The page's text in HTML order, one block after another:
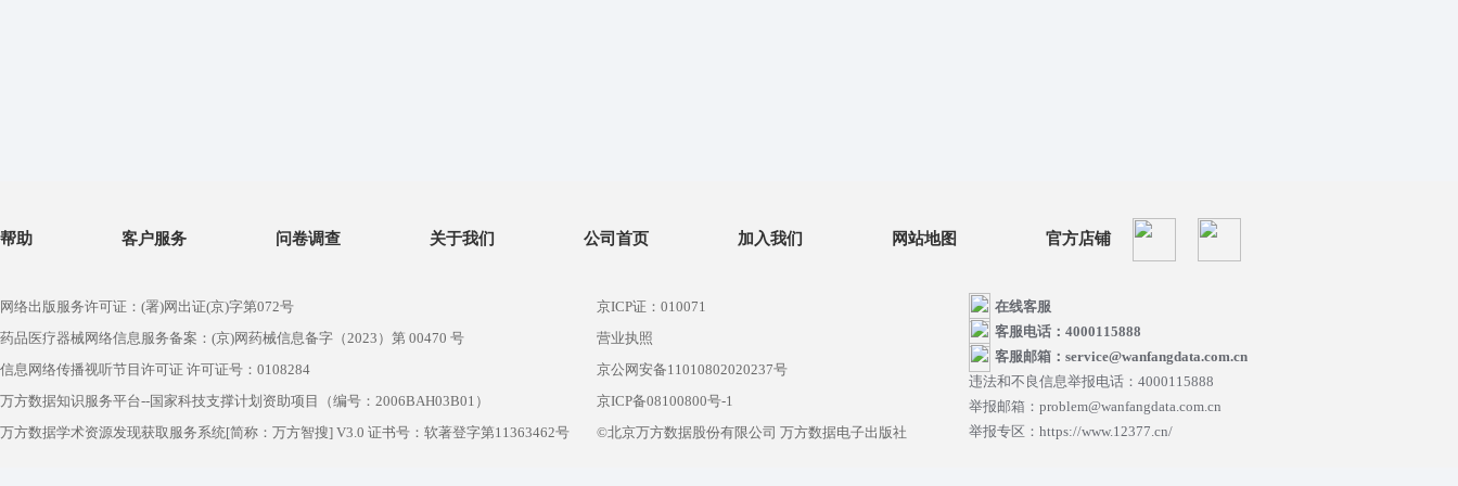
帮助 客户服务 问卷调查 关于我们 公司首页 加入我们 网站地图 官方店铺
网络出版服务许可证：(署)网出证(京)字第072号
药品医疗器械网络信息服务备案：(京)网药械信息备字（2023）第 00470 号
信息网络传播视听节目许可证 许可证号：0108284
万方数据知识服务平台--国家科技支撑计划资助项目（编号：2006BAH03B01）
万方数据学术资源发现获取服务系统[简称：万方智搜] V3.0 证书号：软著登字第11363462号
京ICP证：010071
营业执照
京公网安备11010802020237号
京ICP备08100800号-1
©北京万方数据股份有限公司 万方数据电子出版社
在线客服
客服电话：4000115888
客服邮箱：service@wanfangdata.com.cn
违法和不良信息举报电话：4000115888
举报邮箱：problem@wanfangdata.com.cn
举报专区：https://www.12377.cn/